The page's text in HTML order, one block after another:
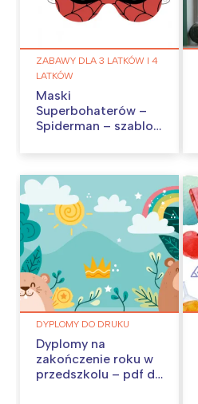
ZABAWY DLA 3 LATKÓW I 4
LATKÓW
Maski
Superbohaterów –
Spiderman – szablon
DYPLOMY DO DRUKU
Dyplomy na
zakończenie roku w
przedszkolu – pdf do